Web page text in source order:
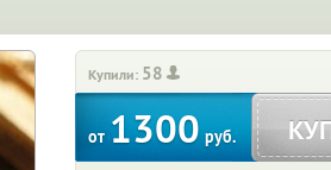
Купили: 58
от 1300 руб.